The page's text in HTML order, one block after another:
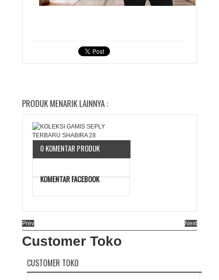
PRODUK MENARIK LAINNYA :
0 KOMENTAR PRODUK
KOMENTAR FACEBOOK
Prev Next
Customer Toko
CUSTOMER TOKO